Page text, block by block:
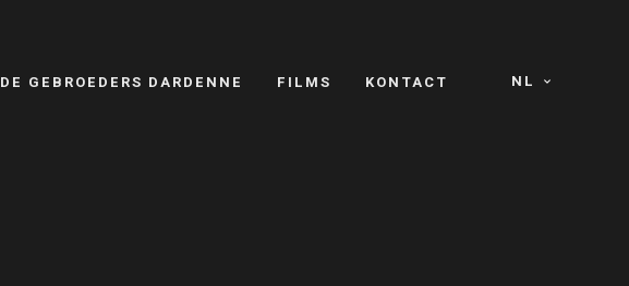
NL
DE GEBROEDERS DARDENNE FILMS KONTACT